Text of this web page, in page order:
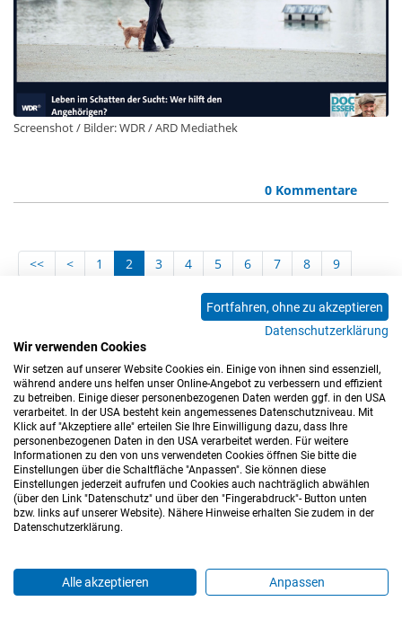
Screenshot / Bilder: WDR / ARD Mediathek
0 Kommentare
<< < 1 2 3 4 5 6 7 8
9
15 16 17
18
24 25 26
27
28
29 30 31
37
> >>
Impressum Datenschutz Barrierefreiheitserklärung
Hinweisgeberkanal Blog Mitarbeiter*innen
Fortfahren, ohne zu akzeptieren
Datenschutzerklärung
Wir verwenden Cookies
Wir setzen auf unserer Website Cookies ein. Einige von ihnen sind essenziell,
während andere uns helfen unser Online-Angebot zu verbessern und effizient
zu betreiben. Einige dieser personenbezogenen Daten werden ggf. in den USA
verarbeitet. In der USA besteht kein angemessenes Datenschutzniveau. Mit
Klick auf "Akzeptiere alle" erteilen Sie Ihre Einwilligung dazu, dass Ihre
personenbezogenen Daten in den USA verarbeitet werden. Für weitere
Informationen zu den von uns verwendeten Cookies öffnen Sie bitte die
Einstellungen über die Schaltfläche "Anpassen". Sie können diese
Einstellungen jederzeit aufrufen und Cookies auch nachträglich abwählen
(über den Link "Datenschutz" und über den "Fingerabdruck"- Button unten
bzw. links auf unserer Website). Nähere Hinweise erhalten Sie zudem in der
Datenschutzerklärung.
Alle akzeptieren Anpassen